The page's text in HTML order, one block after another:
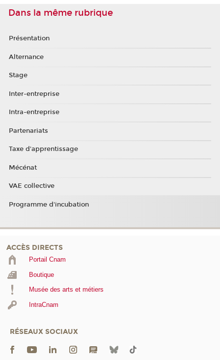
Dans la même rubrique
Présentation
Alternance
Stage
Inter-entreprise
Intra-entreprise
Partenariats
Taxe d'apprentissage
Mécénat
VAE collective
Programme d'incubation
ACCÈS DIRECTS
Portail Cnam
Boutique
Musée des arts et métiers
IntraCnam
RÉSEAUX SOCIAUX